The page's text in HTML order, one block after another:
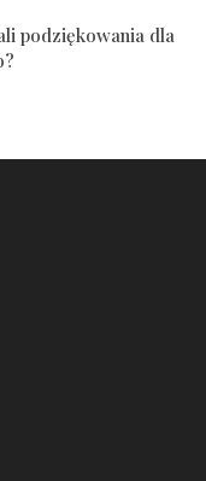
podziękowania dla